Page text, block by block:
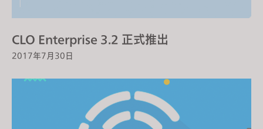
CLO Enterprise 3.2 正式推出
2017年7月30日